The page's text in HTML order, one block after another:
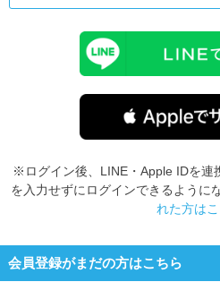
※ログイン後、LINE・Apple IDを連
を入力せずにログインできるように
れた方は
会員登録がまだの方はこちら